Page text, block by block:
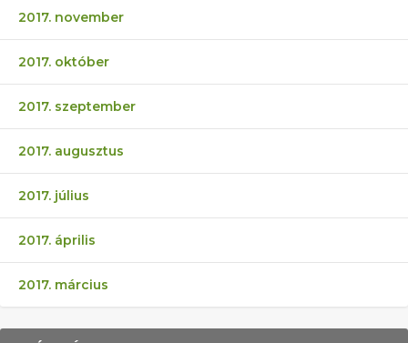
2017. november
2017. október
2017. szeptember
2017. augusztus
2017. július
2017. április
2017. március